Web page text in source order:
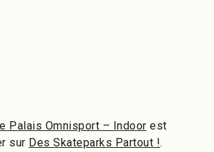
Palais Omnisport – Indoor est
sur Des Skateparks Partout !.